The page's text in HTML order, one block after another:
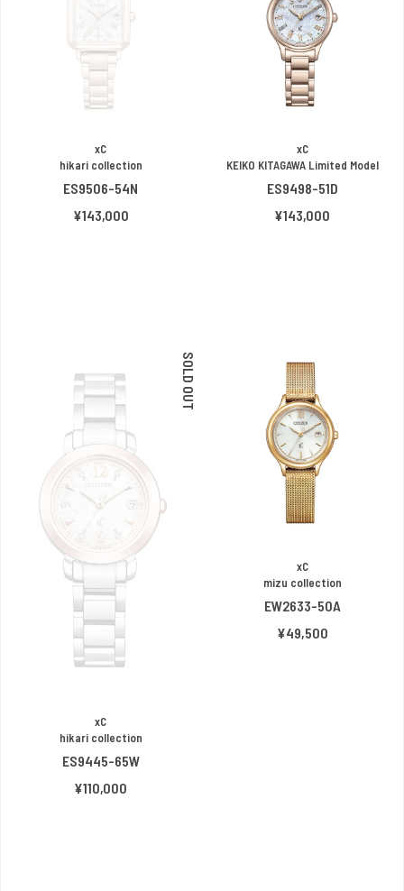
xC
hikari collection
ES9506-54N
¥143,000
xC
KEIKO KITAGAWA Limited Model
ES9498-51D
¥143,000
SOLD OUT
xC
hikari collection
ES9445-65W
¥110,000
xC
mizu collection
EW2633-50A
¥49,500